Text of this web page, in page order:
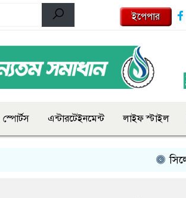
ইপেপার
স্পোর্টস এন্টারটেইনমেন্ট লাইফ স্টাইল
সিলেটে